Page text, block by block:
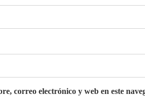
correo electrónico y web en este